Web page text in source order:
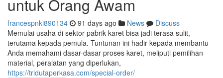
untuk Orang Awam
francespnki890134 91 days ago News
Discuss
Memulai usaha di sektor pabrik karet bisa jadi terasa sulit,
terutama kepada pemula. Tuntunan ini hadir kepada membantu
Anda memahami dasar-dasar proses karet, meliputi pemilihan
material, peralatan yang diperlukan,
https://tridutaperkasa.com/special-order/